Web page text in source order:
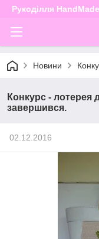
Рукоділля HandMade
Новини
Конкурс - лотерея
завершився.
02.12.2016